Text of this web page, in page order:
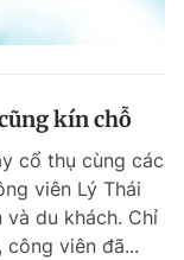
kín chỗ
cổ thụ cùng các
viên Lý Thái
du khách. Chỉ
viên đã...